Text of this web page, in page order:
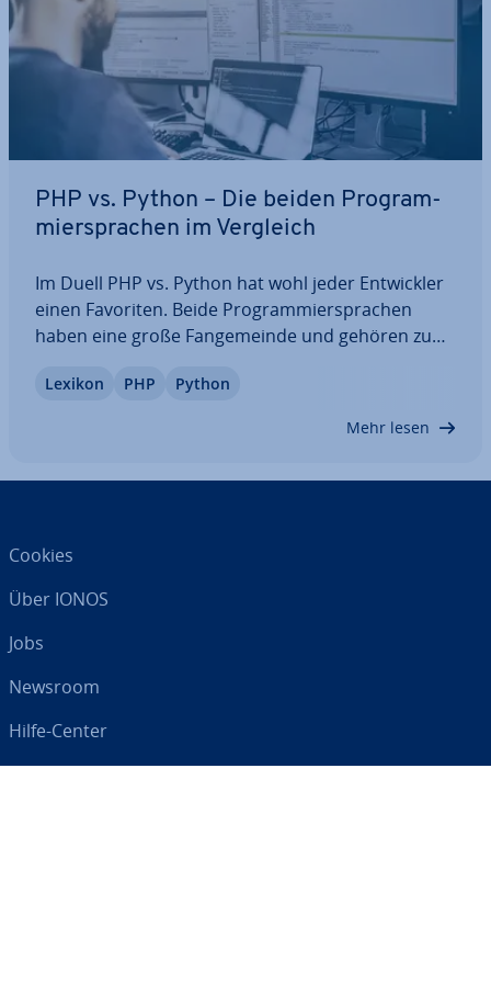
PHP vs. Python – Die beiden Pro­gram­
mier­spra­chen im Vergleich
Im Duell PHP vs. Python hat wohl jeder Ent­wick­ler
einen Favoriten. Beide Pro­gram­mier­spra­chen
haben eine große Fan­ge­mein­de und gehören zu
Sie, welche Un­ter­schie­de und Ge­mein­sam­kei­ten
Lexikon PHP Python
Mehr lesen
Cookies
Über IONOS
Jobs
Newsroom
Hilfe-Center